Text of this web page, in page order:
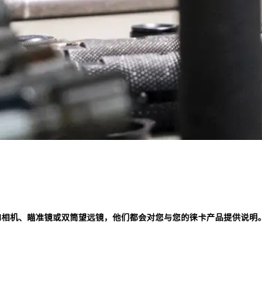
、瞄准镜或双筒望远镜，他们都会对您与您的徕卡产品提供说明。